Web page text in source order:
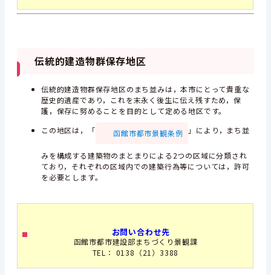
伝統的建造物群保存地区
伝統的建造物群保存地区のまち並みは，本市にとって貴重な
歴史的遺産であり，これを末永く後生に伝え残すため，保
護，保存に努めることを目的として定める地区です。
この地区は，「
函館市都市景観条例 」により，まち並
みを構成する建築物のまとまりによる2つの区域に分類され
ており，それぞれの区域内での建築行為等については，許可
を必要とします。
お問い合わせ先
函館市都市建設部まちづくり景観課
TEL： 0138（21）3388